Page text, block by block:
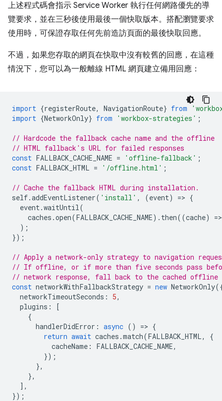
上述程式碼會指示 Service Worker 執行任何網路優先的導
覽要求，並在三秒後使用最後一個快取版本。搭配瀏覽要求
使用時，可保證存取任何先前造訪頁面的最後快取回應。
不過，如果您存取的網頁在快取中沒有較舊的回應，在這種
情況下，您可以為一般離線 HTML 網頁建立備用回應：
import {registerRoute, NavigationRoute} from
import {NetworkOnly} from 'workbox-strategies' ;
// Hardcode the fallback cache name and the offline
// HTML fallback's URL for failed responses
const FALLBACK_CACHE_NAME = 'offline-fallback' ;
const FALLBACK_HTML = '/offline.html' ;
// Cache the fallback HTML during installation.
self.addEventListener( 'install' , (event) => {
event.waitUntil(
caches .open(FALLBACK_CACHE_NAME). then((cache) =>
);
});
// Apply a network-only strategy to navigation
// If offline, or if more than five seconds pass
// network response, fall back to the cached offline
const networkWithFallbackStrategy = new NetworkOnly
networkTimeoutSeconds : 5,
plugins :
[
{
handlerDidError : async () => {
return await caches .match(FALLBACK_HTML,
{
cacheName : FALLBACK_CACHE_NAME,
});
},
},
],
});